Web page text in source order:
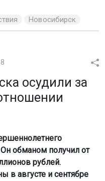
Новосибирск
осудили за
обманом получил от
рублей.
в августе и сентябре